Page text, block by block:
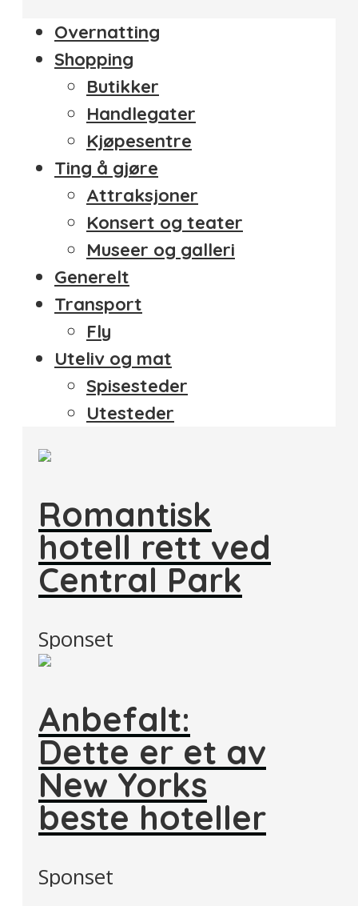
Overnatting
Shopping
Butikker
Handlegater
Kjøpesentre
Ting å gjøre
Attraksjoner
Konsert og teater
Museer og galleri
Generelt
Transport
Fly
Uteliv og mat
Spisesteder
Utesteder
Romantisk
hotell rett ved
Central Park
Sponset
Anbefalt:
Dette er et av
New Yorks
beste hoteller
Sponset